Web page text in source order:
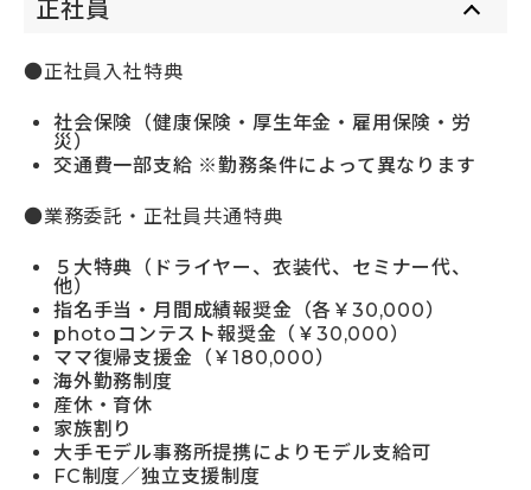
正社員
●正社員入社特典
社会保険（健康保険・厚生年金・雇用保険・労
災）
交通費一部支給 ※勤務条件によって異なります
●業務委託・正社員共通特典
５大特典（ドライヤー、衣装代、セミナー代、
他）
指名手当・月間成績報奨金（各￥30,000）
photoコンテスト報奨金（￥30,000）
ママ復帰支援金（￥180,000）
海外勤務制度
産休・育休
家族割り
大手モデル事務所提携によりモデル支給可
FC制度／独立支援制度